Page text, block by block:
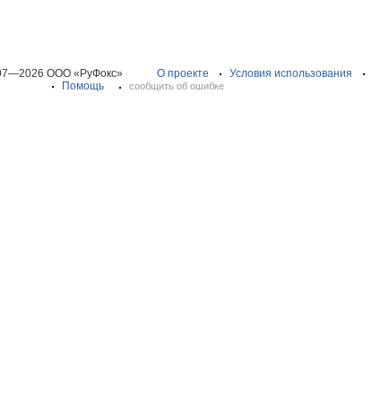
ООО «РуФокс» О проекте Условия использования
Помощь
сообщить об ошибке